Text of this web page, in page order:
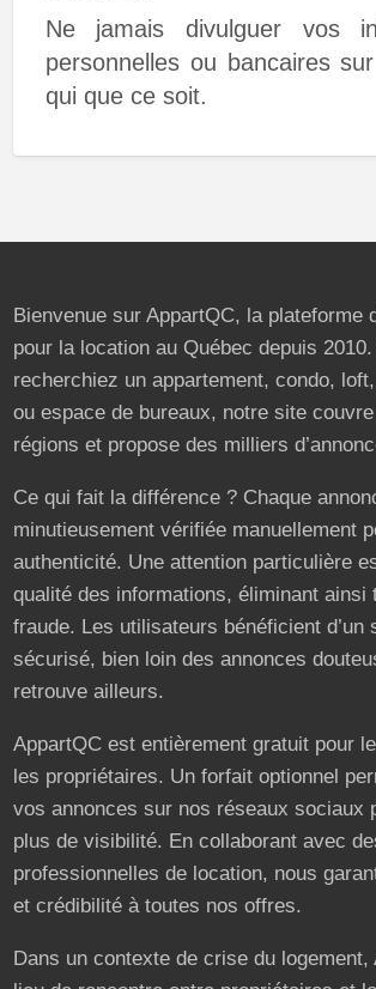
Ne jamais divulguer vos
personnelles ou bancaires
qui que ce soit.
Bienvenue sur AppartQC, la plateforme
pour la location au Québec depuis
recherchiez un appartement, condo,
ou espace de bureaux, notre site
régions et propose des milliers
Ce qui fait la différence ? Chaque
minutieusement vérifiée manuellement
authenticité. Une attention particulière
qualité des informations, éliminant ainsi
fraude. Les utilisateurs bénéficient d’un
sécurisé, bien loin des annonces
retrouve ailleurs.
AppartQC est entièrement gratuit pour
les propriétaires. Un forfait optionnel
vos annonces sur nos réseaux sociaux
plus de visibilité. En collaborant avec
professionnelles de location, nous
et crédibilité à toutes nos offres.
Dans un contexte de crise du logement,